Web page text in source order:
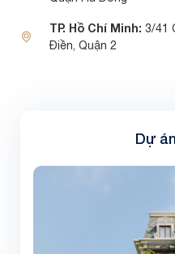
TP. Hồ Chí Minh: 3/41
Điền, Quận 2
Dự